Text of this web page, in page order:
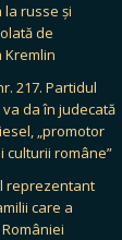
la russe și
de
Kremlin
217. Partidul
va da în judecată
„promotor
culturii române”
reprezentant
care a